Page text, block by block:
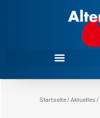
Startseite / Aktuelles /